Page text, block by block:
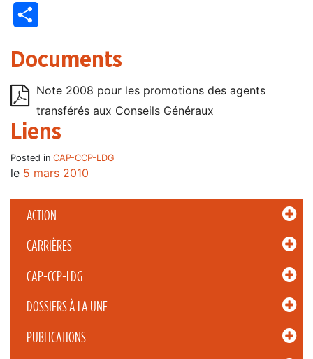
ACTION
CARRIÈRES
CAP-CCP-LDG
DOSSIERS À LA UNE
PUBLICATIONS
Documents
Note 2008 pour les promotions des agents
transférés aux Conseils Généraux
Liens
Posted in CAP-CCP-LDG
le 5 mars 2010